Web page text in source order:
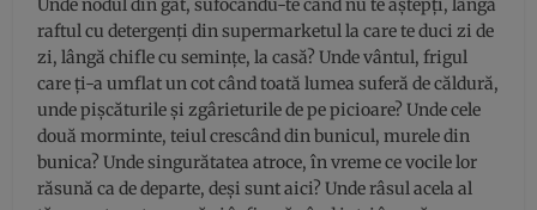
Unde nodul din gât, sufocându-te când nu te aștepți, lângă
raftul cu detergenți din supermarketul la care te duci zi de
zi, lângă chifle cu semințe, la casă? Unde vântul, frigul
care ți-a umflat un cot când toată lumea suferă de căldură,
unde pișcăturile și zgârieturile de pe picioare? Unde cele
două morminte, teiul crescând din bunicul, murele din
bunica? Unde singurătatea atroce, în vreme ce vocile lor
răsună ca de departe, deși sunt aici? Unde râsul acela al